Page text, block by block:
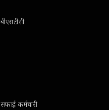
बीएसटीसी
सफाई कर्मचारी